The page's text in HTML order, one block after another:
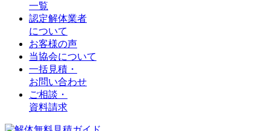
一覧
認定解体業者
について
お客様の声
当協会について
一括見積・
お問い合わせ
ご相談・
資料請求